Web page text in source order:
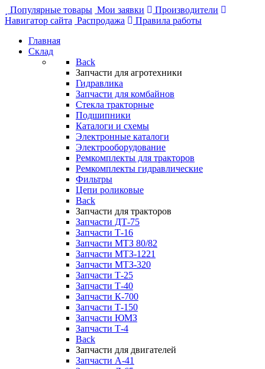
Популярные товары Мои заявки
Производители
Навигатор сайта Распродажа
Правила работы
Главная
Склад
Back
Запчасти для агротехники
Гидравлика
Запчасти для комбайнов
Стекла тракторные
Подшипники
Каталоги и схемы
Электронные каталоги
Электрооборудование
Ремкомплекты для тракторов
Ремкомплекты гидравлические
Фильтры
Цепи роликовые
Back
Запчасти для тракторов
Запчасти ДТ-75
Запчасти Т-16
Запчасти МТЗ 80/82
Запчасти МТЗ-1221
Запчасти МТЗ-320
Запчасти Т-25
Запчасти Т-40
Запчасти К-700
Запчасти Т-150
Запчасти ЮМЗ
Запчасти Т-4
Back
Запчасти для двигателей
Запчасти А-41